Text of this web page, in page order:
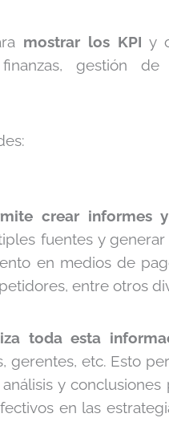
mostrar los KPI y
gestión
crear informes
fuentes y
en medios de
entre otros
toda esta
gerentes, etc. Esto
y
en las